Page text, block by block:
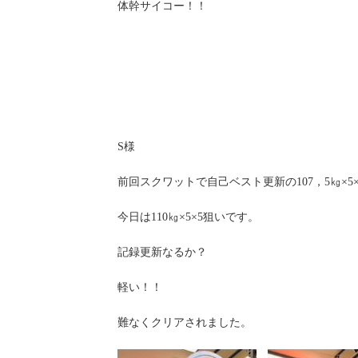
体幹サイコー！！
S様
前回スクワットで自己ベスト更新の107，5㎏
今日は110㎏×5×5狙いです。
記録更新なるか？
軽い！！
難なくクリアされました。